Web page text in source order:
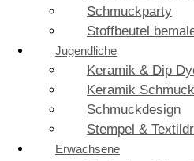
Schmuckparty
Stoffbeutel
Jugendliche
Keramik & Dip
Keramik
Schmuckdesign
Stempel &
Erwachsene